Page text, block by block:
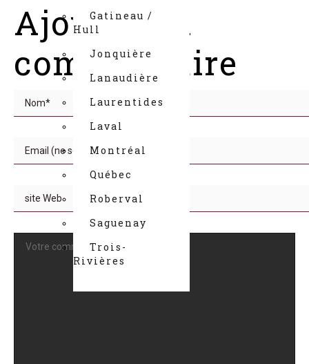
Gatineau /
Hull
Jonquière
Lanaudière
Laurentides
Laval
Montréal
Québec
Roberval
Saguenay
Trois-
Rivières
Ajouter un
commentaire